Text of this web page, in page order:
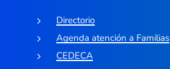
Directorio
Agenda atención a Familias
CEDECA